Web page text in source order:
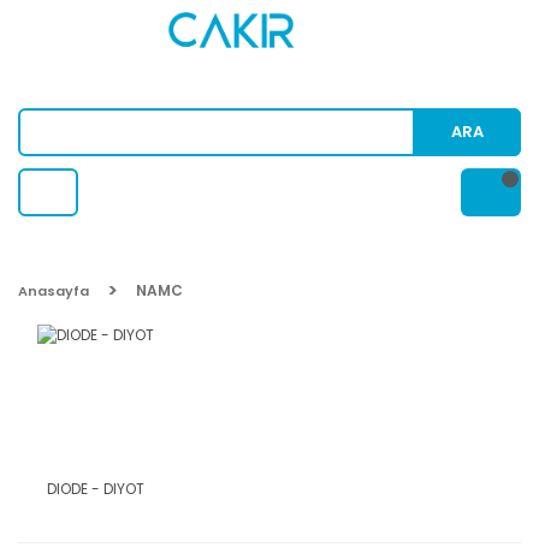
ARA
Anasayfa NAMC
DIODE - DIYOT